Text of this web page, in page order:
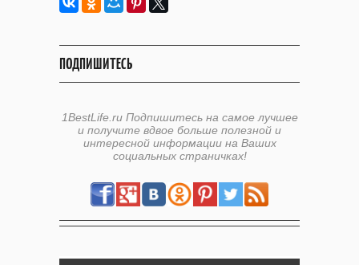
ПОДПИШИТЕСЬ
1BestLife.ru Подпишитесь на самое лучшее
и получите вдвое больше полезной и
интересной информации на Ваших
социальных страничках!